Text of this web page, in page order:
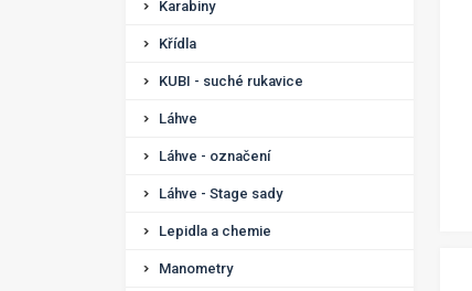
Karabiny
Křídla
KUBI - suché rukavice
Láhve
Láhve - označení
Láhve - Stage sady
Lepidla a chemie
Manometry